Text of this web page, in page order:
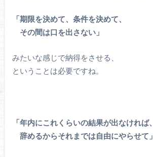
「期限を決めて、条件を決めて、
その間は口を出さない」
みたいな感じで納得をさせる、
ということは必要ですね。
「年内にこれくらいの結果が出なければ、
辞めるからそれまでは自由にやらせて」